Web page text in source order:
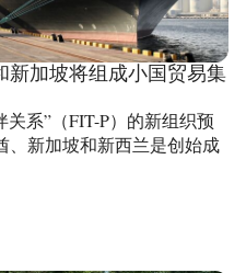
加坡将组成小国贸易集
系”（FIT-P）的新组织预
、新加坡和新西兰是创始成